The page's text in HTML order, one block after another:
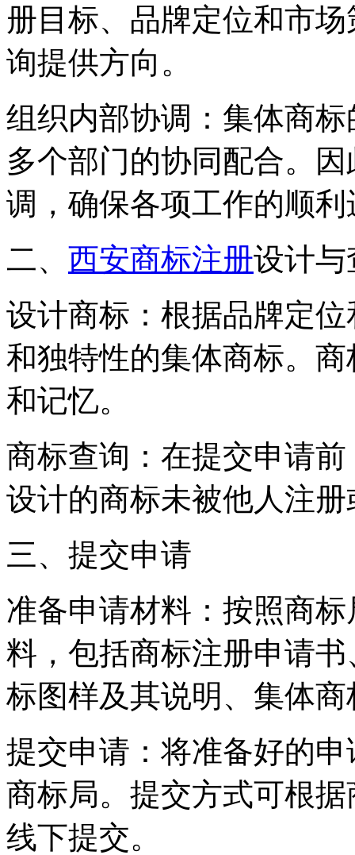
册目标、品牌定位和市
询提供方向。
组织内部协调：集体商
多个部门的协同配合。
调，确保各项工作的顺利
二、 西安商标注册设计与
设计商标：根据品牌定
和独特性的集体商标。
和记忆。
商标查询：在提交申请
设计的商标未被他人注
三、提交申请
准备申请材料：按照商
料，包括商标注册申请
标图样及其说明、集体
提交申请：将准备好的
商标局。提交方式可根
线下提交。